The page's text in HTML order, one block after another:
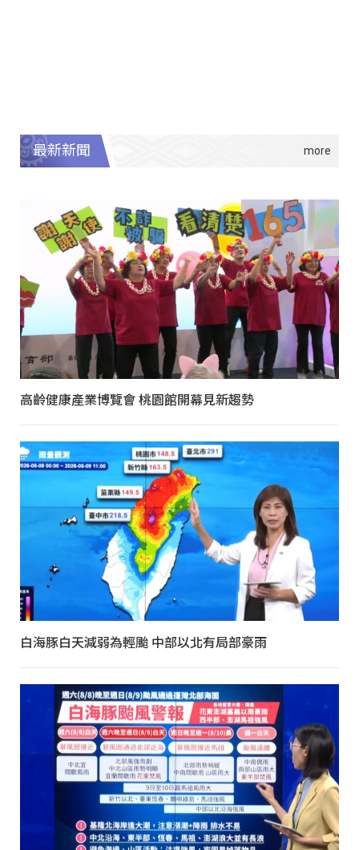
最新新聞
高齡健康產業博覽會 桃園館開幕見新趨勢
白海豚白天減弱為輕颱 中部以北有局部豪雨